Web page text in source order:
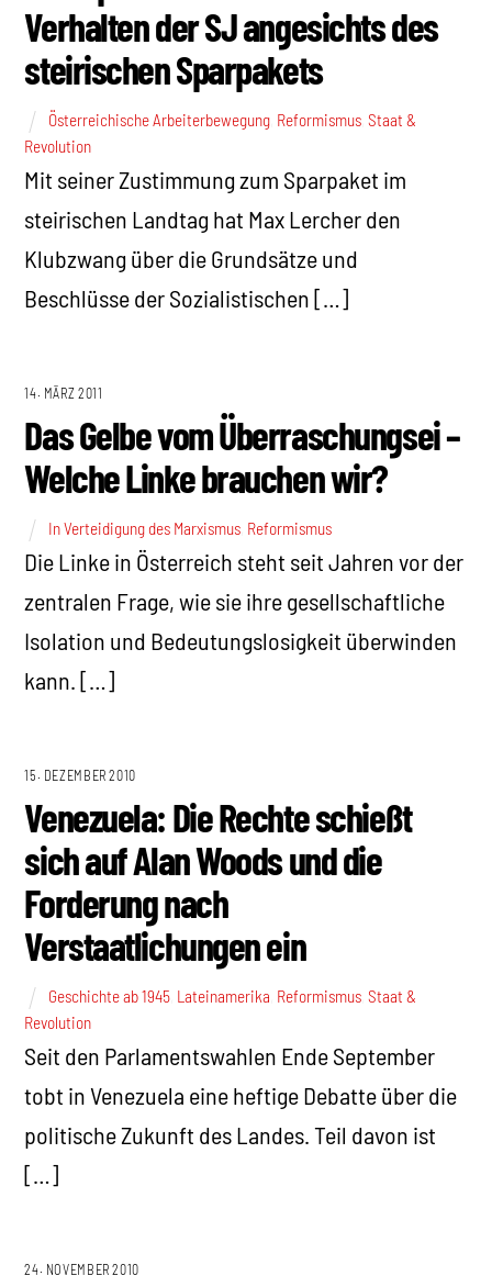
Verhalten der SJ angesichts des
steirischen Sparpakets
Österreichische Arbeiterbewegung Reformismus ,Staat &
Revolution
Mit seiner Zustimmung zum Sparpaket im
steirischen Landtag hat Max Lercher den
Klubzwang über die Grundsätze und
Beschlüsse der Sozialistischen […]
14. MÄRZ 2011
Das Gelbe vom Überraschungsei –
Welche Linke brauchen wir?
In Verteidigung des Marxismus Reformismus
Die Linke in Österreich steht seit Jahren vor der
zentralen Frage, wie sie ihre gesellschaftliche
Isolation und Bedeutungslosigkeit überwinden
kann. […]
15. DEZEMBER 2010
Venezuela: Die Rechte schießt
sich auf Alan Woods und die
Forderung nach
Verstaatlichungen ein
Geschichte ab 1945 Lateinamerika Reformismus ,Staat &
Revolution
Seit den Parlamentswahlen Ende September
tobt in Venezuela eine heftige Debatte über die
politische Zukunft des Landes. Teil davon ist
[…]
24. NOVEMBER 2010